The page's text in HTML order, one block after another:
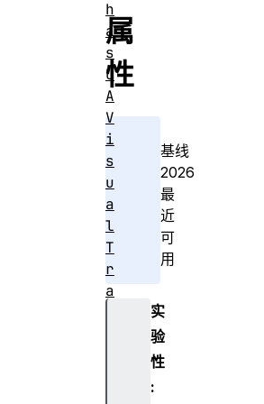
属
性
基线
2026
最
近
可
用
实
验
性
:
h
a
s
U
A
V
i
s
u
a
l
T
r
a